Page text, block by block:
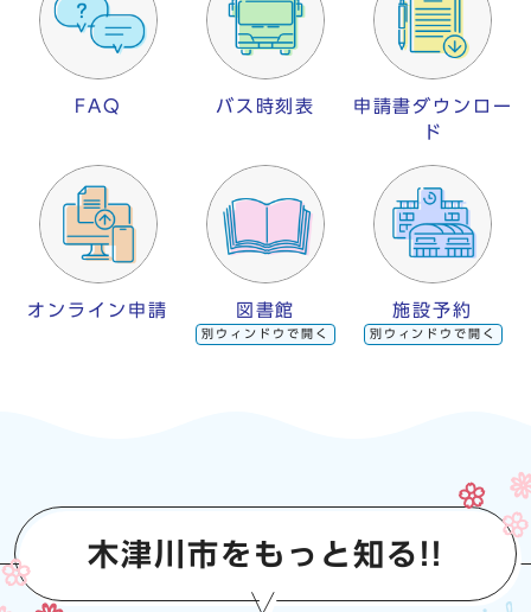
FAQ バス時刻表
申請書ダウンロー
ド
オンライン申請 図書館
別ウィンドウで開く
施設予約
別ウィンドウで開く
木津川市をもっと知る!!